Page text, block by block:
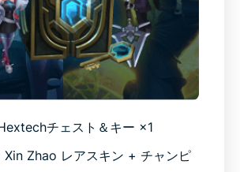
デバイス
レビュー
チェスト＆キー ×1
Xin Zhao レアスキン + チャンピ